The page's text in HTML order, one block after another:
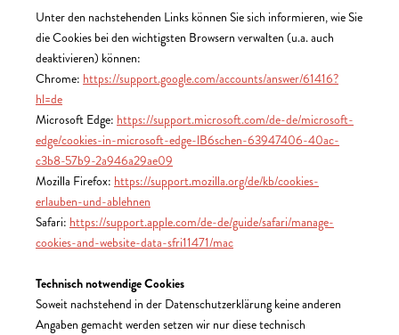
Unter den nachstehenden Links können Sie sich informieren, wie Sie
die Cookies bei den wichtigsten Browsern verwalten (u.a. auch
deaktivieren) können:
Chrome: https://support.google.com/accounts/answer/61416?
hl=de
Microsoft Edge: https://support.microsoft.com/de-de/microsoft-
edge/cookies-in-microsoft-edge-lB6schen-63947406-40ac-
c3b8-57b9-2a946a29ae09
Mozilla Firefox: https://support.mozilla.org/de/kb/cookies-
erlauben-und-ablehnen
Safari: https://support.apple.com/de-de/guide/safari/manage-
cookies-and-website-data-sfri11471/mac
Technisch notwendige Cookies
Soweit nachstehend in der Datenschutzerklärung keine anderen
Angaben gemacht werden setzen wir nur diese technisch